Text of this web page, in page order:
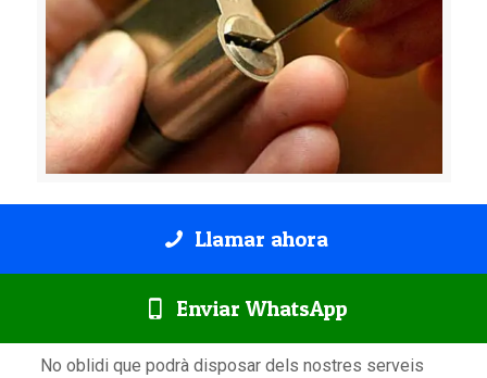
Llamar ahora
Enviar WhatsApp
No oblidi que podrà disposar dels nostres serveis